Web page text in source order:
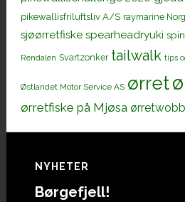
pikewallisfriluftsliv A/S raymarine
sjøørretfiske spearheadryuki
Rendalen Svartzonker tailwalk tips
Østlandet Motor Service AS ørret
ørretfiske på Mjøsa
Footer
NYHETER
Børgefjell!